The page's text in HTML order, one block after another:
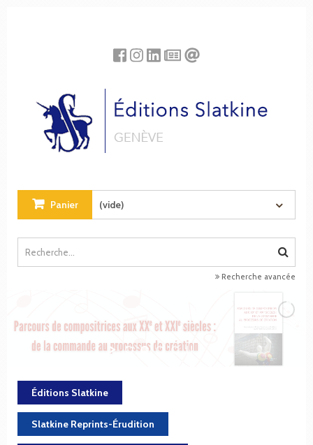
Panier (vide)
Recherche avancée
Éditions Slatkine
Slatkine Reprints-Érudition